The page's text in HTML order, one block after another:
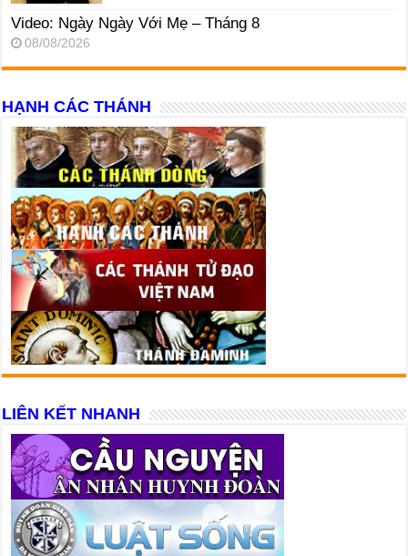
Video: Ngày Ngày Với Mẹ – Tháng 8
08/08/2026
HẠNH CÁC THÁNH
LIÊN KẾT NHANH